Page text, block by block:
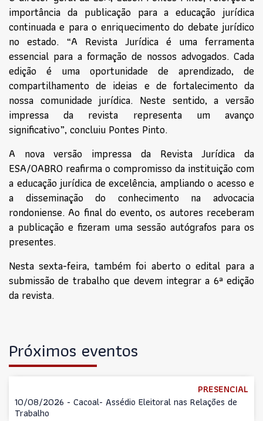
importância da publicação para a educação jurídica
continuada e para o enriquecimento do debate jurídico
no estado. “A Revista Jurídica é uma ferramenta
essencial para a formação de nossos advogados. Cada
edição é uma oportunidade de aprendizado, de
compartilhamento de ideias e de fortalecimento da
nossa comunidade jurídica. Neste sentido, a versão
impressa da revista representa um avanço
significativo”, concluiu Pontes Pinto.
A nova versão impressa da Revista Jurídica da
ESA/OABRO reafirma o compromisso da instituição com
a educação jurídica de excelência, ampliando o acesso e
a disseminação do conhecimento na advocacia
rondoniense. Ao final do evento, os autores receberam
a publicação e fizeram uma sessão autógrafos para os
presentes.
Nesta sexta-feira, também foi aberto o edital para a
submissão de trabalho que devem integrar a 6ª edição
da revista.
Próximos eventos
PRESENCIAL
10/08/2026 - Cacoal- Assédio Eleitoral nas Relações de
Trabalho